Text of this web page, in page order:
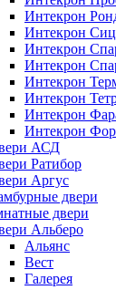
Интекрон
Интекрон
Интекрон
Интекрон
Интекрон
Интекрон
Интекрон
Интекрон
АСД
Ратибор
Аргус
двери
двери
Альберо
Альянс
Вест
Галерея